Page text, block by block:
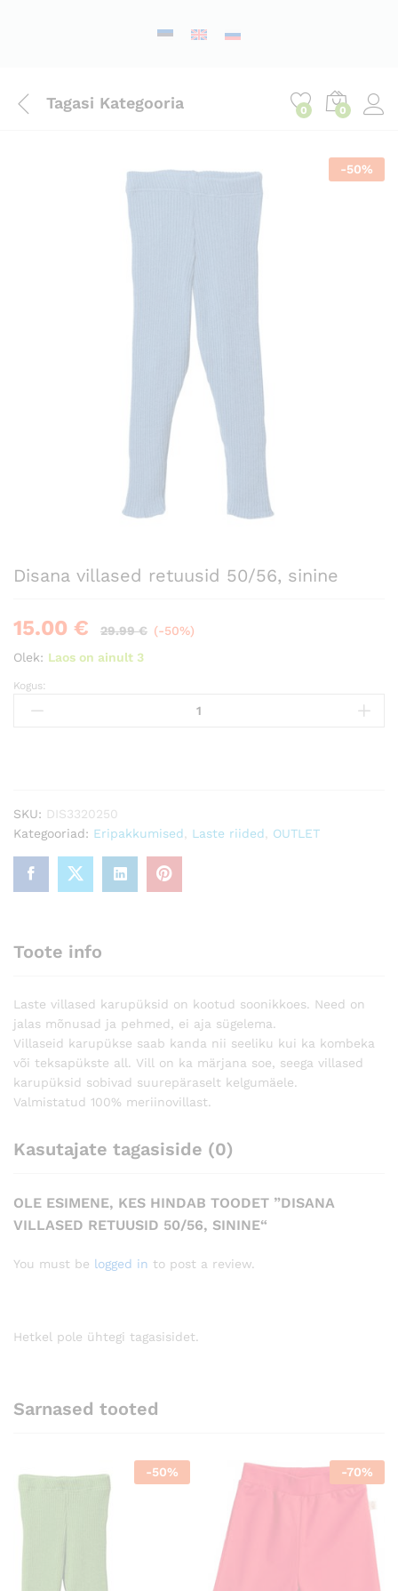
Tagasi Kategooria 0 0
-50%
Disana villased retuusid 50/56, sinine
15.00 € 29.99€ (-50%)
Olek: Laos on ainult 3
Disana
villased
Kogus:
SKU: DIS3320250
Kategooriad: Eripakkumised Laste riided OUTLET
Toote info
Laste villased karupüksid on kootud soonikkoes. Need on
jalas mõnusad ja pehmed, ei aja sügelema.
Villaseid karupükse saab kanda nii seeliku kui ka kombeka
või teksapükste all. Vill on ka märjana soe, seega villased
karupüksid sobivad suurepäraselt kelgumäele.
Valmistatud 100% meriinovillast.
Kasutajate tagasiside (0)
OLE ESIMENE, KES HINDAB TOODET ”DISANA
VILLASED RETUUSID 50/56, SININE“
You must be logged in to post a review.
Hetkel pole ühtegi tagasisidet.
Sarnased tooted
-50% -70%